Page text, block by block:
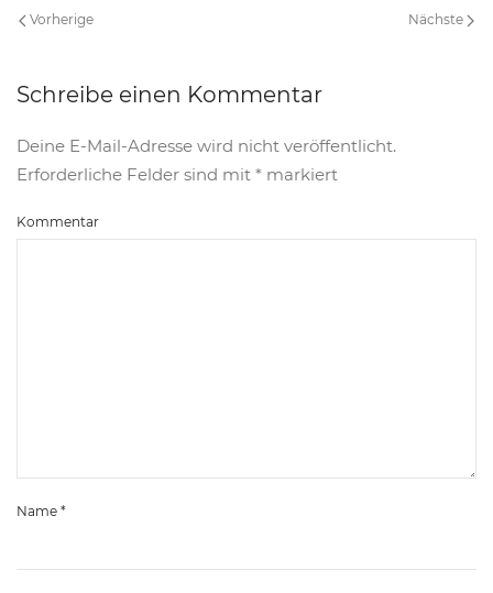
Vorherige Nächste
Schreibe einen Kommentar
Deine E-Mail-Adresse wird nicht veröffentlicht.
Erforderliche Felder sind mit * markiert
Kommentar
Name *